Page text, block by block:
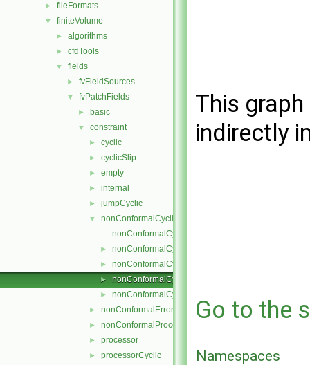
► fileFormats
▼ finiteVolume
► algorithms
► cfdTools
▼ fields
► fvFieldSources
▼ fvPatchFields
► basic
▼ constraint
► cyclic
► cyclicSlip
► empty
► internal
► jumpCyclic
▼
nonConformalCyclic
nonConformalCyclicFvPatchField.C
► nonConformalCyclicFvPatchField.H
► nonConformalCyclicFvPatchFields.C
► nonConformalCyclicFvPatchFields.H
► nonConformalCyclicFvPatchFieldsFwd.H
► nonConformalError
► nonConformalProcessorCyclic
► processor
► processorCyclic
This
indirectly
Go to the
Namespaces